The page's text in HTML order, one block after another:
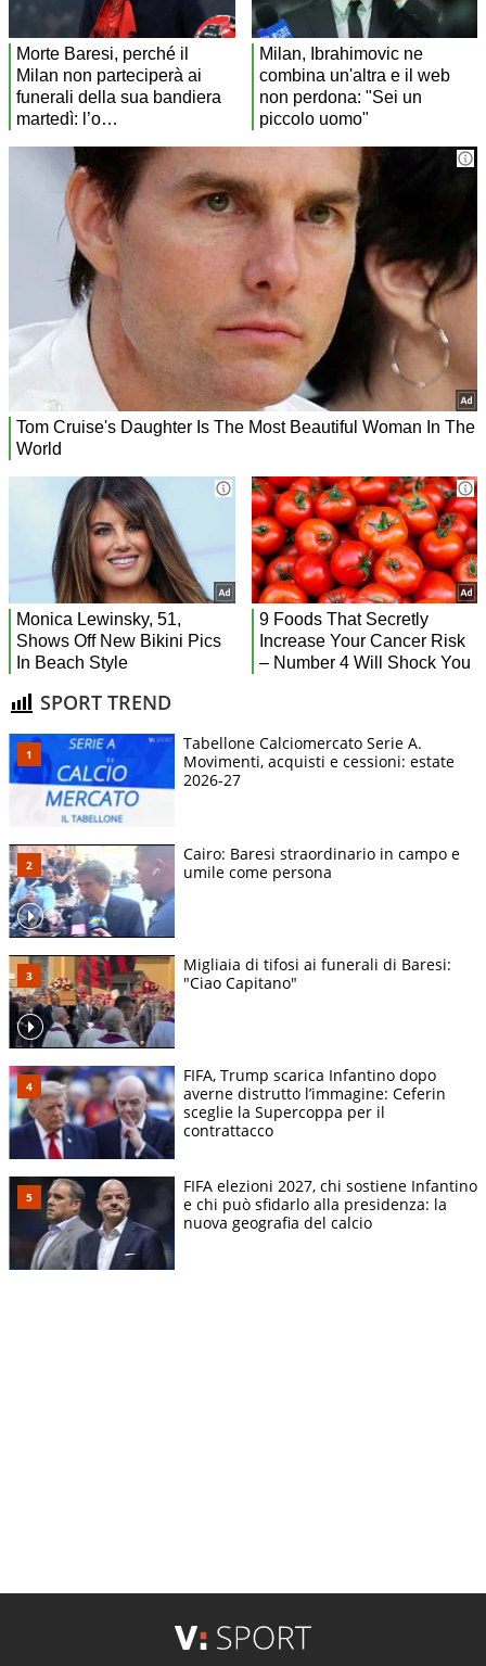
SPORT TREND
Tabellone Calciomercato Serie A.
Movimenti, acquisti e cessioni: estate
2026-27
Cairo: Baresi straordinario in campo e
umile come persona
Migliaia di tifosi ai funerali di Baresi:
"Ciao Capitano"
FIFA, Trump scarica Infantino dopo
averne distrutto l’immagine: Ceferin
sceglie la Supercoppa per il
contrattacco
FIFA elezioni 2027, chi sostiene Infantino
e chi può sfidarlo alla presidenza: la
nuova geografia del calcio